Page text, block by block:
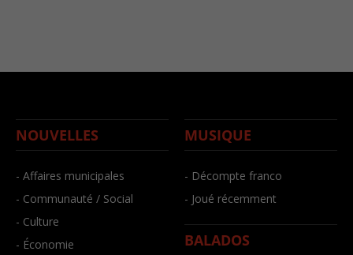
NOUVELLES
- Affaires municipales
- Communauté / Social
- Culture
- Économie
MUSIQUE
- Décompte franco
- Joué récemment
BALADOS